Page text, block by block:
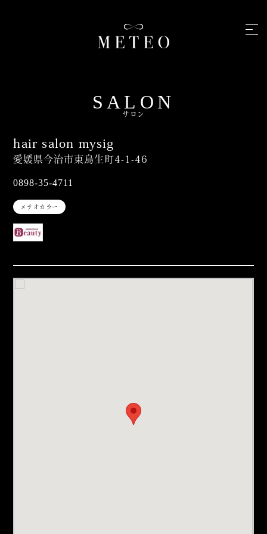
SALON
サロン
hair salon mysig
愛媛県今治市東鳥生町4-1-46
0898-35-4711
メテオカラー